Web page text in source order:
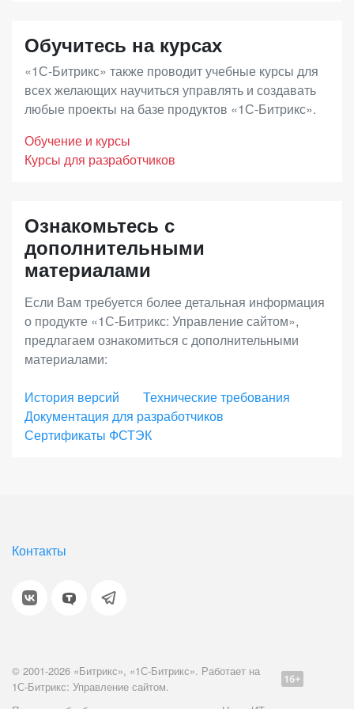
дополнительными возможностями развития
онлайн-продаж, повышения конверсии и
доходности. В дополнение к преимуществам
возможность построения дилерских продаж,
запустить программу лояльности и
аффилиатские программы, использовать
расширенную отчетность.
«Энтерпрайз»– лицензия с максимальной
функциональностью для средних и крупных
интернет-магазинов, региональных и
федеральных сетей. Позволяет выстраивать
онлайн-продажи во всех каналах присутствия с
единым центром управления, масштабировать
отказоустойчивое решение для работы онлайн-
года с момента покупки.
пользователем) и не учитывается в
бухгалтерском учете. Ее назначение –
подтверждение правомерности использования
программного продукта клиентом по истечению
программный продукт (по статье 1281 ГК РФ).
Обучитесь на курсах
«1С-Битрикс» также проводит учебные курсы для
всех желающих научиться управлять и создавать
любые проекты на базе продуктов «1С-Битрикс».
Обучение и курсы
Курсы для разработчиков
Ознакомьтесь с
дополнительными
материалами
Если Вам требуется более детальная информация
о продукте «1С-Битрикс: Управление сайтом»,
предлагаем ознакомиться с дополнительными
материалами:
История версий
Технические требования
Документация для разработчиков
Сертификаты ФСТЭК
Контакты
© 2001-2026 «Битрикс», «1С-Битрикс». Работает на
1С-Битрикс: Управление сайтом.